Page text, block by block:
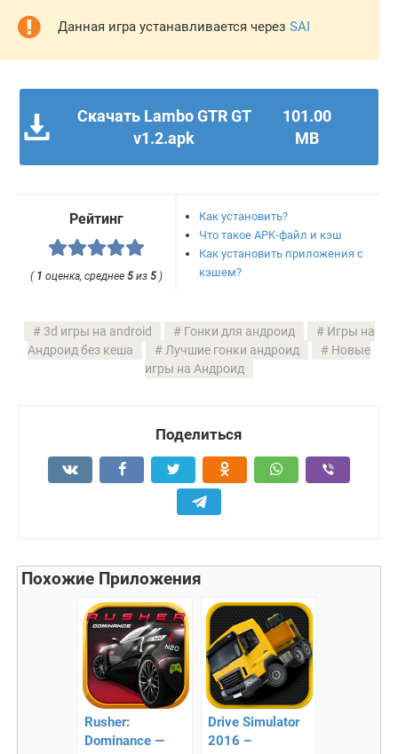
Данная игра устанавливается через SAI
Скачать Lambo GTR GT
v1.2.apk
101.00
MB
Рейтинг
( 1 оценка, среднее5 из5 )
Как установить?
Что такое APK-файл и кэш
Как установить приложения с
кэшем?
3d игры на android Гонки для андроид
Игры на
Андроид без кеша
Лучшие гонки андроид
Новые
игры на Андроид
Поделиться
Похожие Приложения
Rusher:
Dominance —
Drive Simulator
2016 –